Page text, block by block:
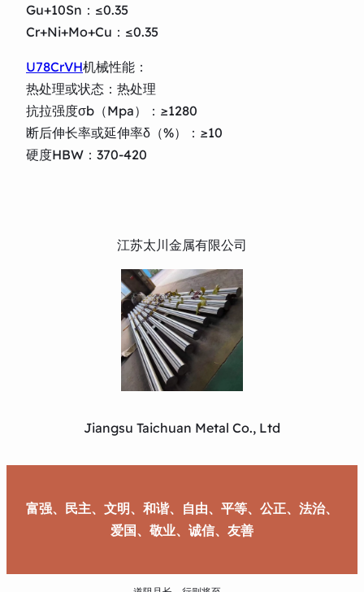
Gu+10Sn：≤0.35
Cr+Ni+Mo+Cu：≤0.35
U78CrVH机械性能：
热处理或状态：热处理
抗拉强度σb（Mpa）：≥1280
断后伸长率或延伸率δ（%）：≥10
硬度HBW：370-420
江苏太川金属有限公司
Jiangsu Taichuan Metal Co., Ltd
富强、民主、文明、和谐、自由、平等、公正、法治、
爱国、敬业、诚信、友善